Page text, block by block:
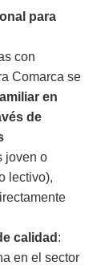
para
con
Comarca se
en
de
joven o
lectivo),
calidad :
en el sector